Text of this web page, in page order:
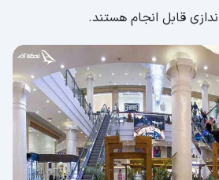
قابل انجام هستند.